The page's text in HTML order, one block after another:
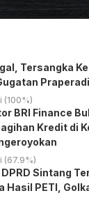
Tersangka
(100%)
BRI Finance
Kredit di
(67.9%)
Sintang
Hasil PETI,